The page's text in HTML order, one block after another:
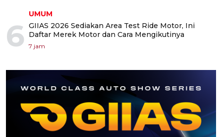
6
UMUM
GIIAS 2026 Sediakan Area Test Ride Motor, Ini
Daftar Merek Motor dan Cara Mengikutinya
7 jam